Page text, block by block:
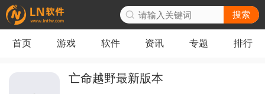
搜索
首页 游戏 软件 资讯 专题 排行
亡命越野最新版本